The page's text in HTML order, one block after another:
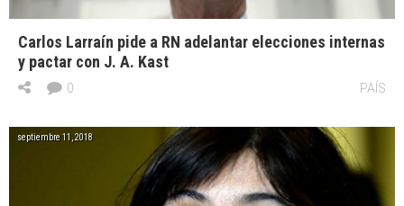
Carlos Larraín pide a RN adelantar elecciones internas
y pactar con J. A. Kast
PAÍS
0
septiembre 11, 2018